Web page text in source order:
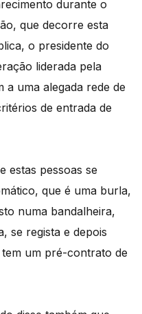
durante o
que decorre esta
o presidente do
liderada pela
uma alegada rede de
de entrada de
estas pessoas se
que é uma burla,
numa bandalheira,
se regista e depois
um pré-contrato de